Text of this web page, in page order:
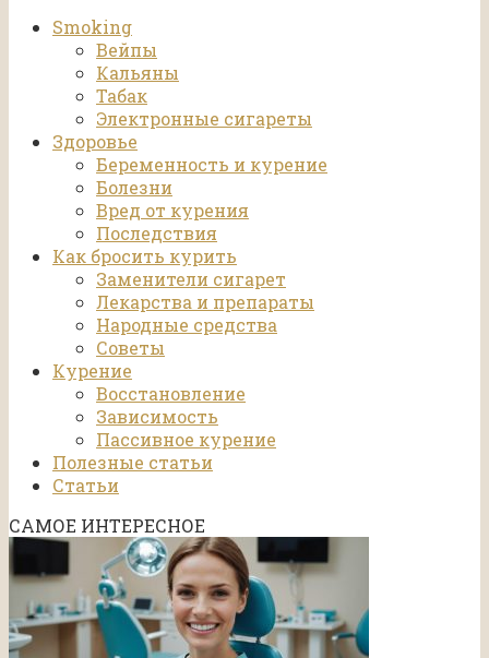
Smoking
Вейпы
Кальяны
Табак
Электронные сигареты
Здоровье
Беременность и курение
Болезни
Вред от курения
Последствия
Как бросить курить
Заменители сигарет
Лекарства и препараты
Народные средства
Советы
Курение
Восстановление
Зависимость
Пассивное курение
Полезные статьи
Статьи
САМОЕ ИНТЕРЕСНОЕ